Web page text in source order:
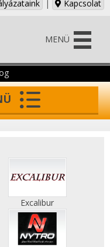
| Kapcsolat
MENÜ
Excalibur